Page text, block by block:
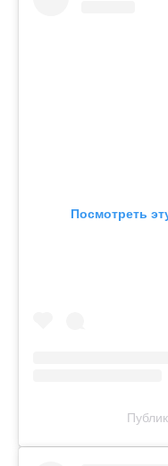
Посмотреть